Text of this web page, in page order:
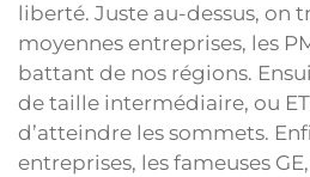
liberté. Juste au-dessus, on
moyennes entreprises, les
battant de nos régions.
de taille intermédiaire, ou
d’atteindre les sommets.
entreprises, les fameuses